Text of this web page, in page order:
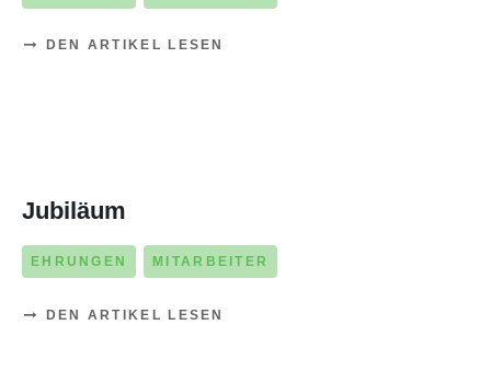
DEN ARTIKEL LESEN
Jubiläum
EHRUNGEN MITARBEITER
DEN ARTIKEL LESEN